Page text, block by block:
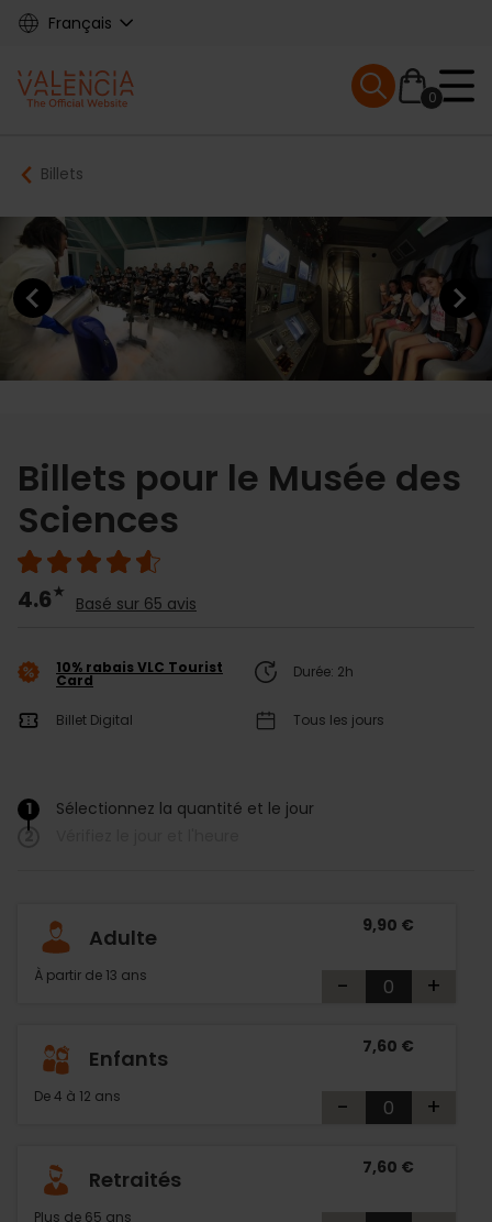
Skip
content
Français
Main
navigation
0
Mobile menu
Breadcrumb
Billets
Previous element Next
Billets pour le Musée des
Sciences
4.6 Basé sur 65 avis
10% rabais VLC Tourist
Card Durée: 2h
Billet Digital Tous les jours
1 Sélectionnez la quantité et le jour
/
2
Adulte
À partir de 13 ans
9,90 €
- +
Enfants
De 4 à 12 ans
7,60 €
- +
Retraités
Plus de 65 ans
7,60 €